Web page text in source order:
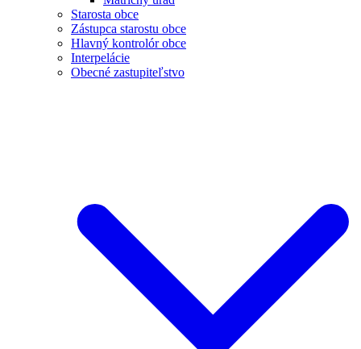
Starosta obce
Zástupca starostu obce
Hlavný kontrolór obce
Interpelácie
Obecné zastupiteľstvo